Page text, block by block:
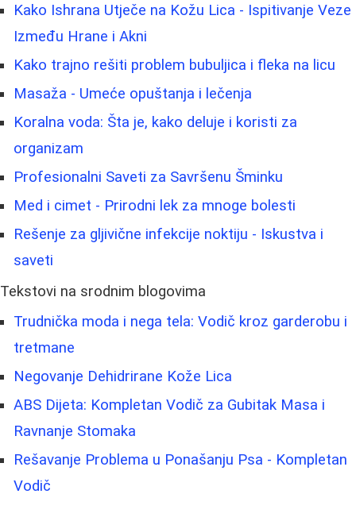
Kako Ishrana Utječe na Kožu Lica - Ispitivanje Veze
Između Hrane i Akni
Kako trajno rešiti problem bubuljica i fleka na licu
Masaža - Umeće opuštanja i lečenja
Koralna voda: Šta je, kako deluje i koristi za
organizam
Profesionalni Saveti za Savršenu Šminku
Med i cimet - Prirodni lek za mnoge bolesti
Rešenje za gljivične infekcije noktiju - Iskustva i
saveti
Tekstovi na srodnim blogovima
Trudnička moda i nega tela: Vodič kroz garderobu i
tretmane
Negovanje Dehidrirane Kože Lica
ABS Dijeta: Kompletan Vodič za Gubitak Masa i
Ravnanje Stomaka
Rešavanje Problema u Ponašanju Psa - Kompletan
Vodič